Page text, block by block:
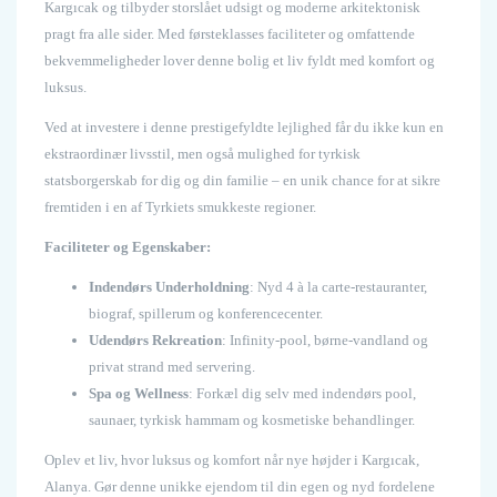
Kargıcak og tilbyder storslået udsigt og moderne arkitektonisk
pragt fra alle sider. Med førsteklasses faciliteter og omfattende
bekvemmeligheder lover denne bolig et liv fyldt med komfort og
luksus.
Ved at investere i denne prestigefyldte lejlighed får du ikke kun en
ekstraordinær livsstil, men også mulighed for tyrkisk
statsborgerskab for dig og din familie – en unik chance for at sikre
fremtiden i en af Tyrkiets smukkeste regioner.
Faciliteter og Egenskaber:
Indendørs Underholdning: Nyd 4 à la carte-restauranter,
biograf, spillerum og konferencecenter.
Udendørs Rekreation: Infinity-pool, børne-vandland og
privat strand med servering.
Spa og Wellness: Forkæl dig selv med indendørs pool,
saunaer, tyrkisk hammam og kosmetiske behandlinger.
Oplev et liv, hvor luksus og komfort når nye højder i Kargıcak,
Alanya. Gør denne unikke ejendom til din egen og nyd fordelene